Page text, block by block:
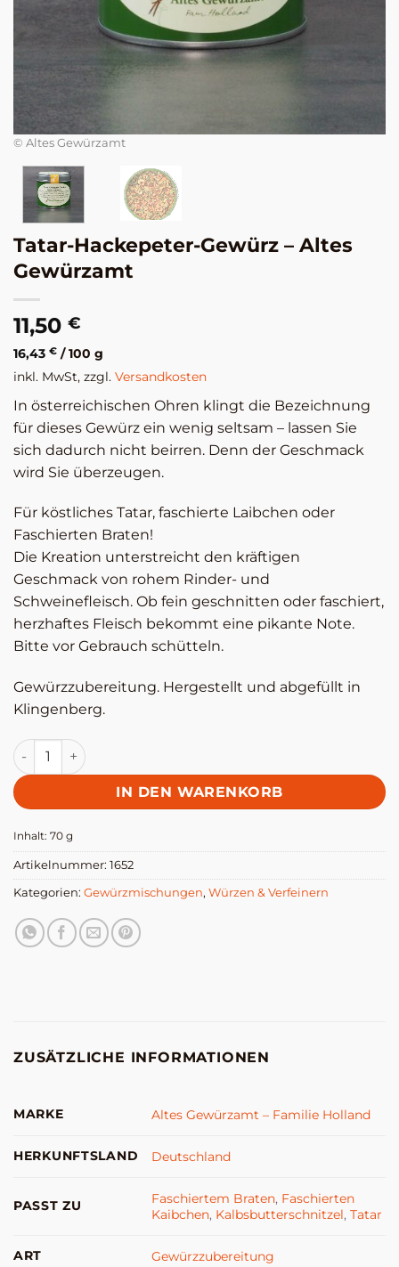
© Altes Gewürzamt
Tatar-Hackepeter-Gewürz – Altes
Gewürzamt
11,50 €
16,43 € /100 g
inkl. MwSt, zzgl. Versandkosten
In österreichischen Ohren klingt die Bezeichnung
für dieses Gewürz ein wenig seltsam – lassen Sie
sich dadurch nicht beirren. Denn der Geschmack
wird Sie überzeugen.
Für köstliches Tatar, faschierte Laibchen oder
Faschierten Braten!
Die Kreation unterstreicht den kräftigen
Geschmack von rohem Rinder- und
Schweinefleisch. Ob fein geschnitten oder faschiert,
herzhaftes Fleisch bekommt eine pikante Note.
Bitte vor Gebrauch schütteln.
Gewürzzubereitung. Hergestellt und abgefüllt in
Klingenberg.
Tatar-Hackepeter-Gewürz - Altes Gewürzamt Menge
IN DEN WARENKORB
Inhalt: 70 g
Artikelnummer: 1652
Kategorien: Gewürzmischungen, Würzen & Verfeinern
ZUSÄTZLICHE INFORMATIONEN
MARKE Altes Gewürzamt – Familie Holland
HERKUNFTSLAND Deutschland
PASST ZU Faschiertem Braten, Faschierten
Kaibchen, Kalbsbutterschnitzel,Tatar
ART Gewürzzubereitung